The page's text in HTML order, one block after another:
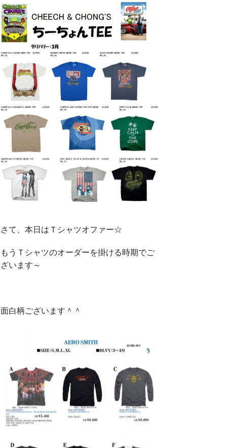
さて、本日はＴシャツオファー☆
もうＴシャツのオーダーを掛ける時期でご
ざいます～
面白柄ございます＾＾